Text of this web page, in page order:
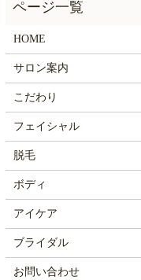
HOME
サロン案内
こだわり
フェイシャル
脱毛
ボディ
アイケア
ブライダル
お問い合わせ